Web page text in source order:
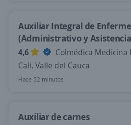
Auxiliar Integral de
(Administrativo y
4,6
Colmédica Medicina
Cali, Valle del Cauca
Hace 52 minutos
Auxiliar de carnes